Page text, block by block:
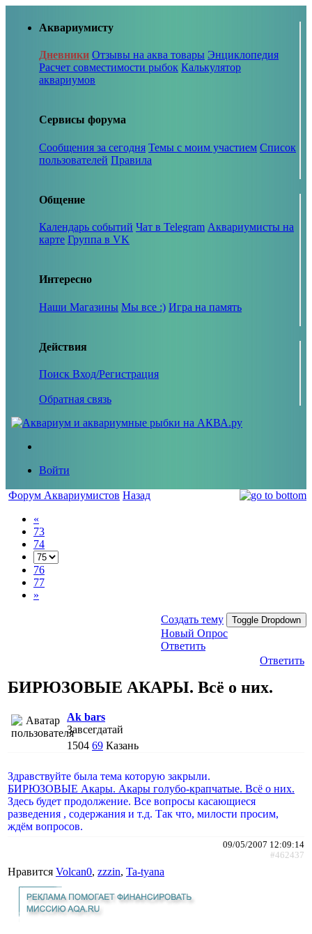
Аквариумисту
Дневники Отзывы на аква товары Энциклопедия
Расчет совместимости рыбок Калькулятор
аквариумов
Сервисы форума
Сообщения за сегодня Темы с моим участием Список
пользователей Правила
Общение
Календарь событий Чат в Telegram Аквариумисты на
карте Группа в VK
Интересно
Наши Магазины Мы все :) Игра на память
Действия
Поиск Вход/Регистрация
Обратная связь
Войти
Форум Аквариумистов Назад
«
73
74
76
77
»
Создать тему Toggle Dropdown
Новый Опрос
Ответить
Ответить
БИРЮЗОВЫЕ АКАРЫ. Всё о них.
Ak bars
Завсегдатай
1504 69 Казань
Здравствуйте была тема которую закрыли.
БИРЮЗОВЫЕ Акары. Акары голубо-крапчатые. Всё о них.
Здесь будет продолжение. Все вопросы касающиеся
разведения , содержания и т.д. Так что, милости просим,
ждём вопросов.
09/05/2007 12:09:14
#462437
Нравится Volcan0, zzzin, Ta-tyana